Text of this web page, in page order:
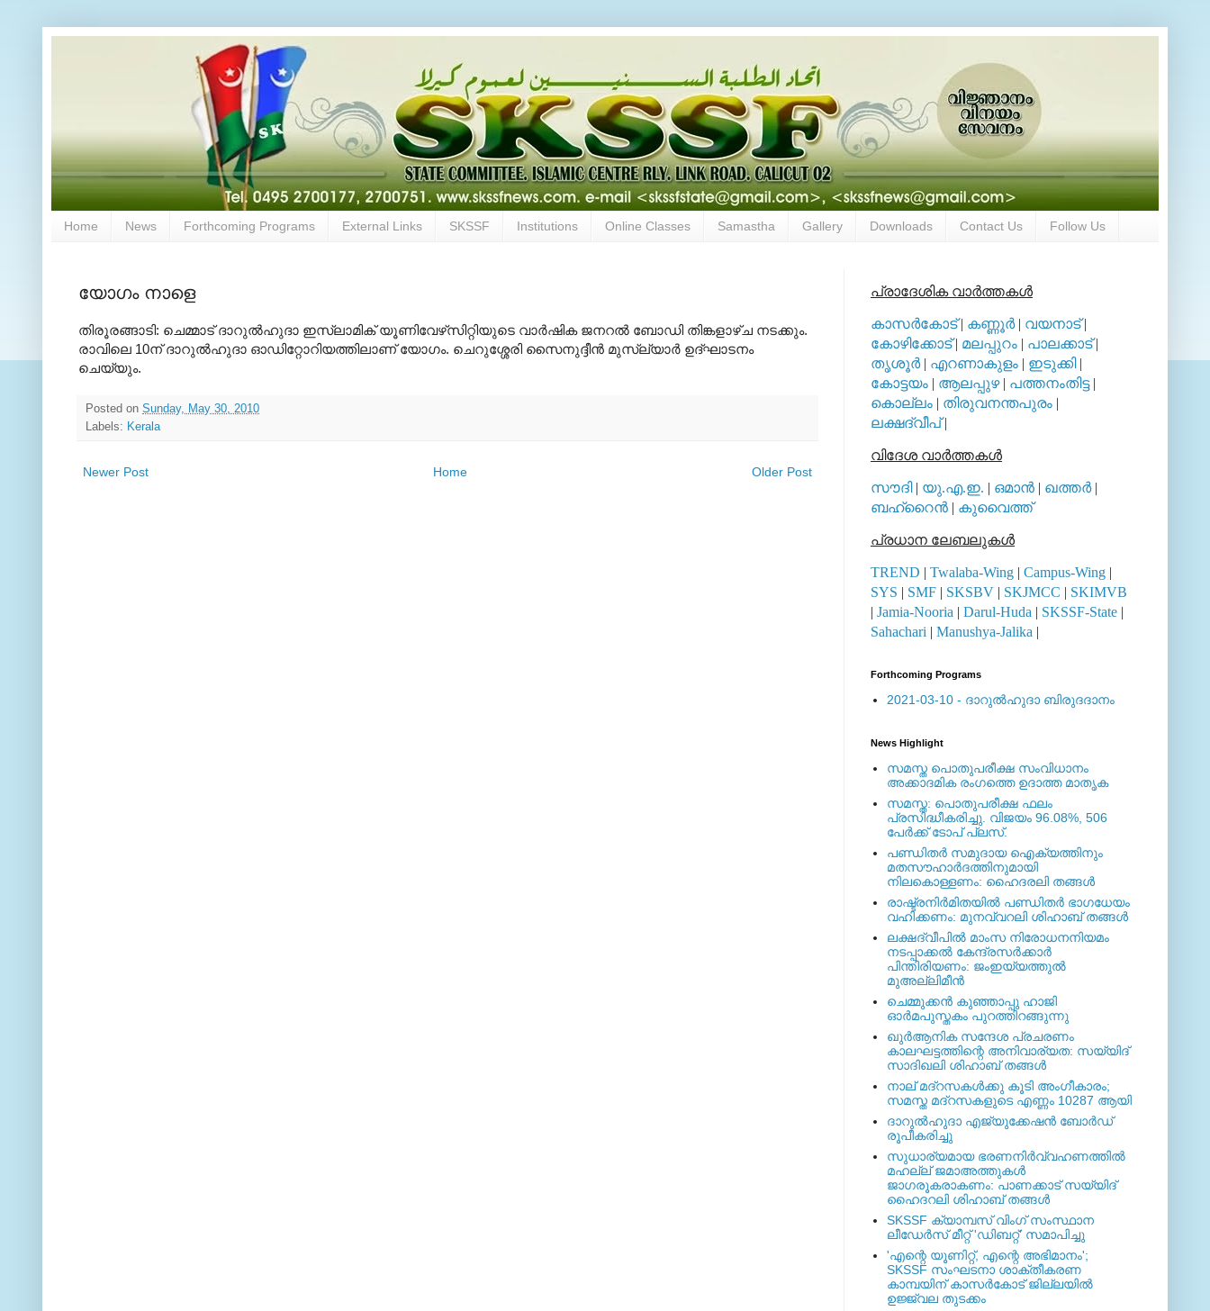
Home News Forthcoming Programs External Links SKSSF Institutions Online Classes Samastha Gallery Downloads Contact Us Follow Us
യോഗം നാളെ
തിരൂരങ്ങാടി: ചെമ്മാട് ദാറുല്‍ഹുദാ ഇസ്‌ലാമിക് യൂണിവേഴ്‌സിറ്റിയുടെ വാര്‍ഷിക ജനറല്‍ ബോഡി തിങ്കളാഴ്ച നടക്കും.
രാവിലെ 10ന് ദാറുല്‍ഹുദാ ഓഡിറ്റോറിയത്തിലാണ് യോഗം. ചെറുശ്ശേരി സൈനുദ്ദീന്‍ മുസ്‌ല്യാര്‍ ഉദ്ഘാടനം
ചെയ്യും.
Posted on Sunday, May 30, 2010
Labels: Kerala
Newer Post Older Post
Home
പ്രാദേശിക വാര്‍ത്തകള്‍
കാസര്‍കോട്| കണ്ണൂര്‍| വയനാട്|
കോഴിക്കോട്| മലപ്പുറം | പാലക്കാട്|
തൃശൂര്‍| എറണാകുളം | ഇടുക്കി|
കോട്ടയം | ആലപ്പുഴ| പത്തനംതിട്ട|
കൊല്ലം | തിരുവനന്തപുരം |
ലക്ഷദ്വീപ്|
വിദേശ വാര്‍ത്തകള്‍
സൗദി| യു.എ.ഇ. | ഒമാന്‍ | ഖത്തര്‍|
ബഹ്റൈന്‍ | കുവൈത്ത്
പ്രധാന ലേബലുകള്‍
TREND | Twalaba-Wing | Campus-Wing |
SYS | SMF | SKSBV | SKJMCC | SKIMVB
| Jamia-Nooria | Darul-Huda | SKSSF-State |
Sahachari | Manushya-Jalika |
Forthcoming Programs
2021-03-10 - ദാറുല്‍ഹുദാ ബിരുദദാനം
News Highlight
സമസ്ത പൊതുപരീക്ഷ സംവിധാനം
അക്കാദമിക രംഗത്തെ ഉദാത്ത മാതൃക
സമസ്ത: പൊതുപരീക്ഷ ഫലം
പ്രസിദ്ധീകരിച്ചു. വിജയം 96.08%, 506
പേര്‍ക്ക് ടോപ് പ്ലസ്.
പണ്ഡിതര്‍ സമുദായ ഐക്യത്തിനും
മതസൗഹാര്‍ദത്തിനുമായി
നിലകൊള്ളണം: ഹൈദരലി തങ്ങള്‍
രാഷ്ട്രനിര്‍മിതയില്‍ പണ്ഡിതര്‍ ഭാഗധേയം
വഹിക്കണം: മുനവ്വറലി ശിഹാബ് തങ്ങള്‍
ലക്ഷദ്വീപില്‍ മാംസ നിരോധനനിയമം
നടപ്പാക്കല്‍ കേന്ദ്രസര്‍ക്കാര്‍
പിന്തിരിയണം: ജംഇയ്യത്തുല്‍
മുഅല്ലിമീന്‍
ചെമ്മുക്കന്‍ കുഞ്ഞാപ്പു ഹാജി
ഓര്‍മപുസ്തകം പുറത്തിറങ്ങുന്നു
ഖുര്‍ആനിക സന്ദേശ പ്രചരണം
കാലഘട്ടത്തിന്റെ അനിവാര്യത: സയ്യിദ്
സാദിഖലി ശിഹാബ് തങ്ങള്‍
നാല് മദ്‌റസകള്‍ക്കു കൂടി അംഗീകാരം;
സമസ്ത മദ്‌റസകളുടെ എണ്ണം 10287 ആയി
ദാറുല്‍ഹുദാ എജ്യുക്കേഷന്‍ ബോര്‍ഡ്
രൂപീകരിച്ചു
സുധാര്യമായ ഭരണനിര്‍വ്വഹണത്തില്‍
മഹല്ല് ജമാഅത്തുകള്‍
ജാഗരൂകരാകണം: പാണക്കാട് സയ്യിദ്
ഹൈദറലി ശിഹാബ് തങ്ങള്‍
SKSSF ക്യാമ്പസ് വിംഗ് സംസ്ഥാന
ലീഡേർസ് മീറ്റ് 'ഡിബറ്റ്' സമാപിച്ചു
'എന്റെ യൂണിറ്റ്, എന്റെ അഭിമാനം';
SKSSF സംഘടനാ ശാക്തീകരണ
കാമ്പയിന് കാസര്‍കോട് ജില്ലയില്‍
ഉജ്ജ്വല തുടക്കം